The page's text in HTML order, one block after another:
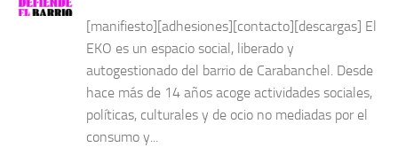
[manifiesto][adhesiones][contacto][descargas] El
EKO es un espacio social, liberado y
autogestionado del barrio de Carabanchel. Desde
hace más de 14 años acoge actividades sociales,
políticas, culturales y de ocio no mediadas por el
consumo y...